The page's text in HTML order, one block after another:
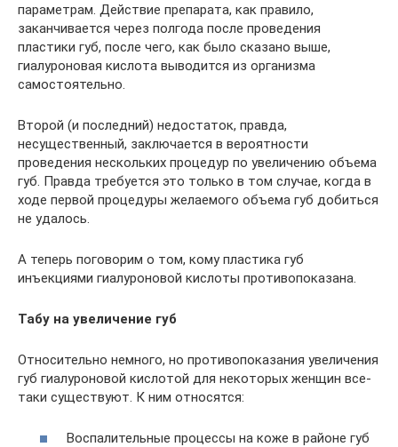
параметрам. Действие препарата, как правило,
заканчивается через полгода после проведения
пластики губ, после чего, как было сказано выше,
гиалуроновая кислота выводится из организма
самостоятельно.
Второй (и последний) недостаток, правда,
несущественный, заключается в вероятности
проведения нескольких процедур по увеличению объема
губ. Правда требуется это только в том случае, когда в
ходе первой процедуры желаемого объема губ добиться
не удалось.
А теперь поговорим о том, кому пластика губ
инъекциями гиалуроновой кислоты противопоказана.
Табу на увеличение губ
Относительно немного, но противопоказания увеличения
губ гиалуроновой кислотой для некоторых женщин все-
таки существуют. К ним относятся:
Воспалительные процессы на коже в районе губ